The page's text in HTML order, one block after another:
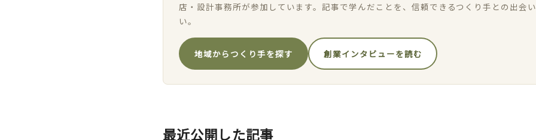
店・設計事務所が参加しています。記事で学んだことを、信頼できるつくり手との出会
い。
地域からつくり手を探す 創業インタビューを読む
最近公開した記事